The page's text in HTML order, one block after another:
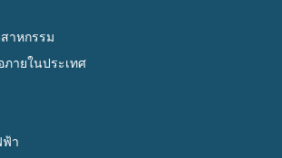
าหกรรม
ภายในประเทศ
ฟ้า